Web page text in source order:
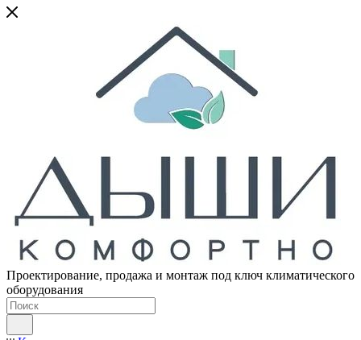
Проектирование, продажа и монтаж под ключ климатического
оборудования